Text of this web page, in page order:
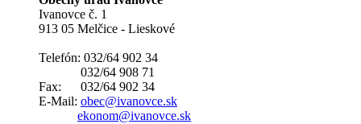
Ivanovce č. 1
913 05 Melčice - Lieskové
Telefón: 032/64 902 34
032/64 908 71
Fax: 032/64 902 34
E-Mail: obec@ivanovce.sk
ekonom@ivanovce.sk